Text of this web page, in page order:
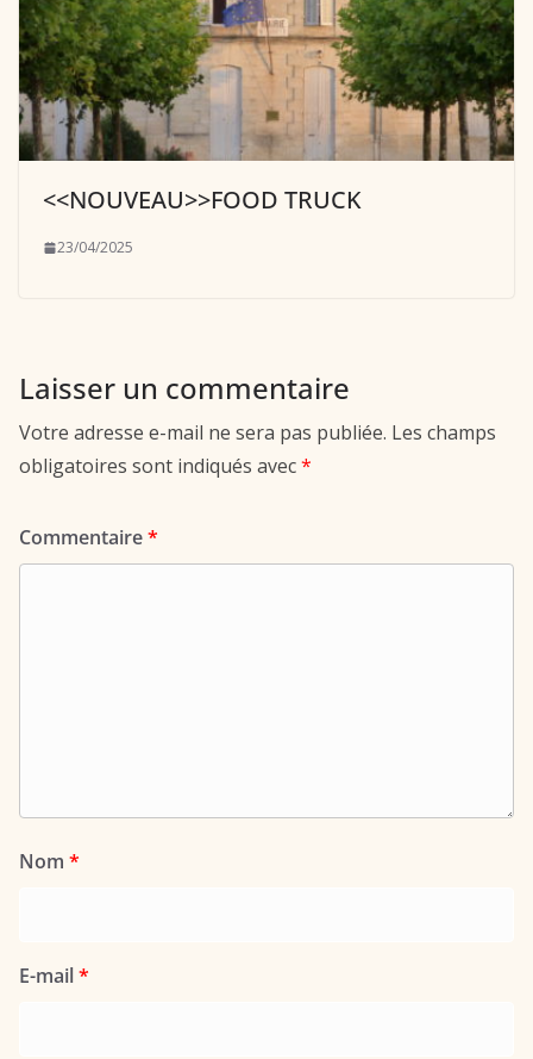
<<NOUVEAU>>FOOD TRUCK
23/04/2025
Laisser un commentaire
Votre adresse e-mail ne sera pas publiée. Les champs
obligatoires sont indiqués avec*
Commentaire*
Nom *
E-mail*